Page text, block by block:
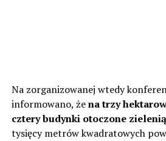
Na zorganizowanej wtedy
informowano, żena trzy
cztery budynki otoczone zielenią
tysięcy metrów kwadratowych